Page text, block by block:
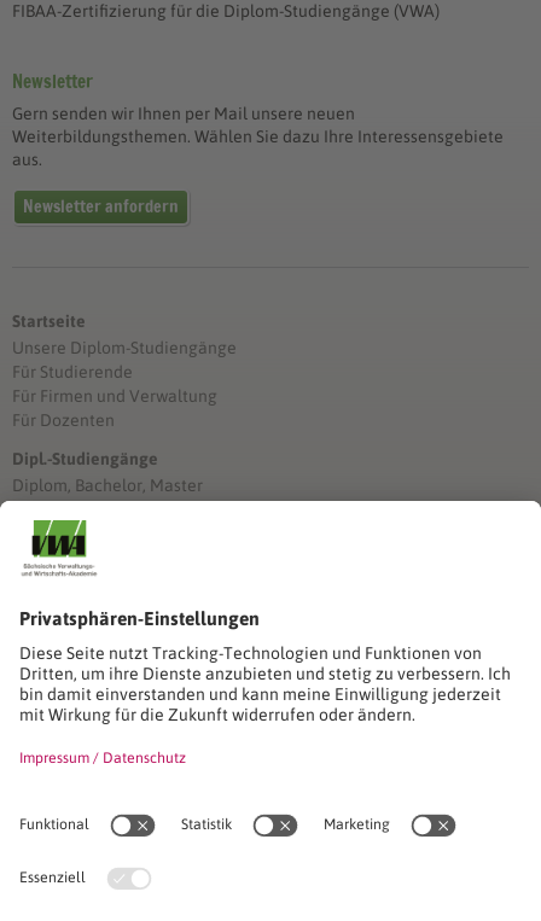
FIBAA-Zertifizierung für die Diplom-Studiengänge (VWA)
Newsletter
Gern senden wir Ihnen per Mail unsere neuen
Weiterbildungsthemen. Wählen Sie dazu Ihre Interessensgebiete
aus.
Newsletter anfordern
Startseite
Unsere Diplom-Studiengänge
Für Studierende
Für Firmen und Verwaltung
Für Dozenten
Dipl.-Studiengänge
Diplom, Bachelor, Master
Stimmen unserer Absolventinnen und Absolventen
Stimmen unserer Absolventinnen und Absolventen
Seminare
Seminardatenbank
Inhouseanfragen
Seminarreihen
VWA stellt sich vor